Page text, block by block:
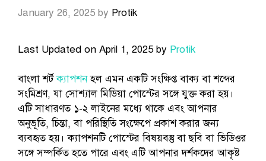
January 26, 2025 by Protik
Last Updated on April 1, 2025 by Protik
বাংলা শর্টক্যাপশনহল এমন একটি সংক্ষিপ্ত বাক্য বা শব্দের
সংমিশ্রণ, যা সোশ্যাল মিডিয়া পোস্টের সঙ্গে যুক্ত করা হয়।
এটি সাধারণত ১-২ লাইনের মধ্যে থাকে এবং আপনার
অনুভূতি, চিন্তা, বা পরিস্থিতি সংক্ষেপে প্রকাশ করার জন্য
ব্যবহৃত হয়। ক্যাপশনটি পোস্টের বিষয়বস্তু বা ছবি বা ভিডিওর
সঙ্গে সম্পর্কিত হতে পারে এবং এটি আপনার দর্শকদের আকৃষ্ট